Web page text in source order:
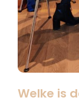
Welke is